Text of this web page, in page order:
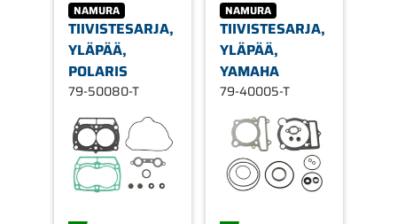
NAMURA
TIIVISTESARJA,
YLÄPÄÄ,
POLARIS
79-50080-T
NAMURA
TIIVISTESARJA,
YLÄPÄÄ,
YAMAHA
79-40005-T